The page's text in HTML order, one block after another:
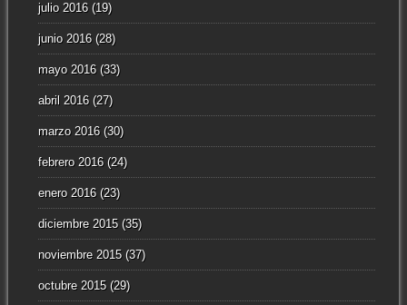
julio 2016(19)
junio 2016(28)
mayo 2016(33)
abril 2016(27)
marzo 2016(30)
febrero 2016(24)
enero 2016(23)
diciembre 2015(35)
noviembre 2015(37)
octubre 2015(29)